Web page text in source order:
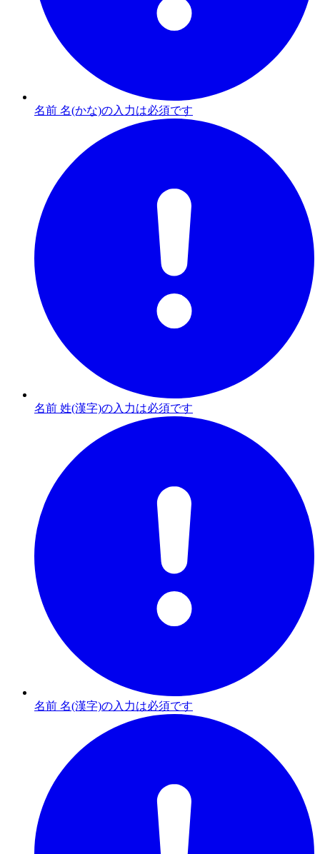
名前 名(かな)の入力は必須です
名前 姓(漢字)の入力は必須です
名前 名(漢字)の入力は必須です